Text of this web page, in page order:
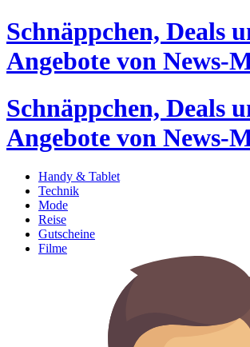
Schnäppchen, Deals
Angebote von News-
Schnäppchen, Deals
Angebote von News-
Handy & Tablet
Technik
Mode
Reise
Gutscheine
Filme